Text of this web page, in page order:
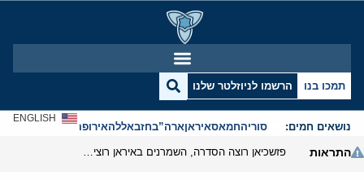
תמכו בנו הרשמו לניוזלטר שלנו
נושאים חמים: סוריהחמאסאיראןארה”בחזבאללהאירופהאנטישמיות
ENGLISH
התראות